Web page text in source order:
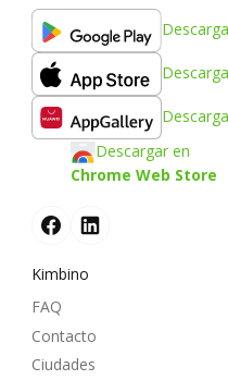
Descargar en
Chrome Web Store
Kimbino
FAQ
Contacto
Ciudades